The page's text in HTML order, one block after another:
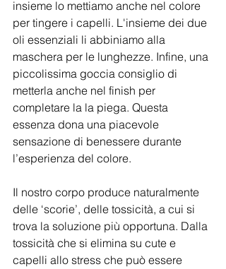
insieme lo mettiamo anche nel colore
per tingere i capelli. L'insieme dei due
oli essenziali li abbiniamo alla
maschera per le lunghezze. Infine, una
piccolissima goccia consiglio di
metterla anche nel finish per
completare la la piega. Questa
essenza dona una piacevole
sensazione di benessere durante
l’esperienza del colore.
Il nostro corpo produce naturalmente
delle ‘scorie’, delle tossicità, a cui si
trova la soluzione più opportuna. Dalla
tossicità che si elimina su cute e
capelli allo stress che può essere